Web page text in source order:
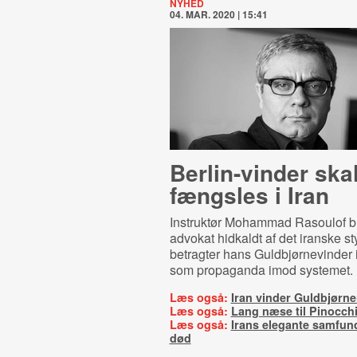
NYHED
04. MAR. 2020 | 15:41
Berlin-vinder
fængsles i Iran
Instruktør Mohammad Rasoulof
advokat hidkaldt af det iranske
betragter hans
som propaganda imod systemet.
Læs også: Iran vinder
Læs også: Lang næse til
Læs også: Irans elegante
død